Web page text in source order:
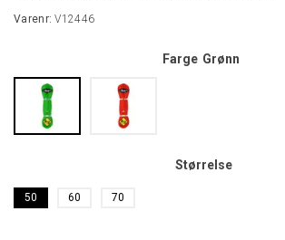
Varenr:V12446
Farge Grønn
Størrelse
50 60 70